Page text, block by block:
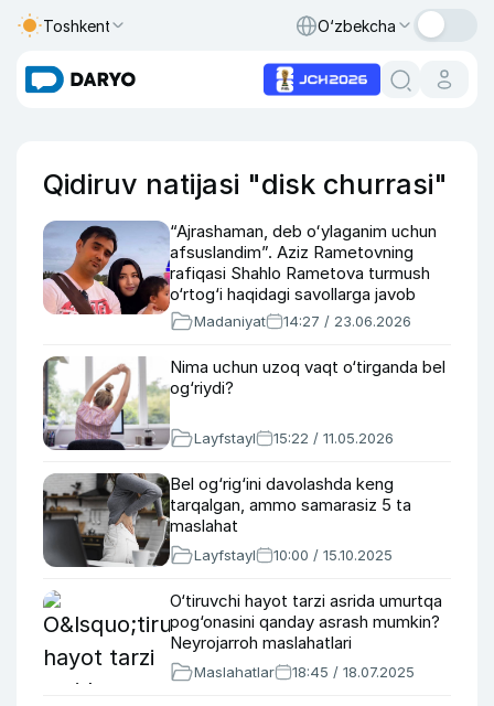
Toshkent O‘zbekcha
Qidiruv natijasi "disk churrasi"
“Ajrashaman, deb oʻylaganim uchun
afsuslandim”. Aziz Rametovning
rafiqasi Shahlo Rametova turmush
o‘rtog‘i haqidagi savollarga javob
berdi (video)
Madaniyat 14:27 / 23.06.2026
Nima uchun uzoq vaqt o‘tirganda bel
og‘riydi?
Layfstayl 15:22 / 11.05.2026
Bel og‘rig‘ini davolashda keng
tarqalgan, ammo samarasiz 5 ta
maslahat
Layfstayl 10:00 / 15.10.2025
O‘tiruvchi hayot tarzi asrida umurtqa
pog‘onasini qanday asrash mumkin?
Neyrojarroh maslahatlari
Maslahatlar 18:45 / 18.07.2025